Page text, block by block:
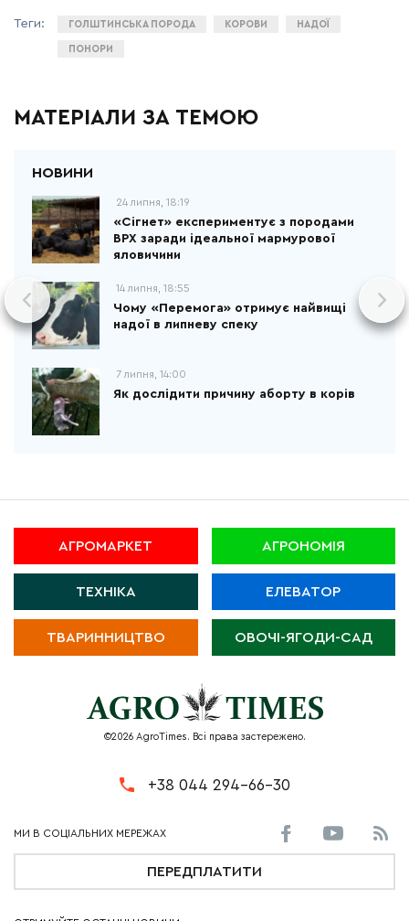
ГОЛШТИНСЬКА ПОРОДА КОРОВИ НАДОЇ
ПОНОРИ
МАТЕРІАЛИ ЗА ТЕМОЮ
24 липня, 18:19
«Сігнет» експериментує з породами
ВРХ заради ідеальної мармурової
яловичини
14 липня, 18:55
Чому «Перемога» отримує найвищі
надої в липневу спеку
7 липня, 14:00
Як дослідити причину аборту в корів
АГРОМАРКЕТ АГРОНОМІЯ
ТЕХНІКА ЕЛЕВАТОР
ТВАРИННИЦТВО ОВОЧІ-ЯГОДИ-САД
©2026 AgroTimes. Всі права застережено.
+38 044 294-66-30
ПЕРЕДПЛАТИТИ